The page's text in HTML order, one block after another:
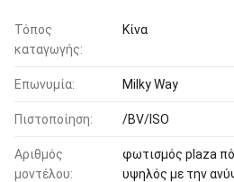
Τόπος
καταγωγής:
Κίνα
Επωνυμία: Milky Way
Πιστοποίηση: /BV/ISO
Αριθμός
μοντέλου:
φωτισμός plaza
υψηλός με την